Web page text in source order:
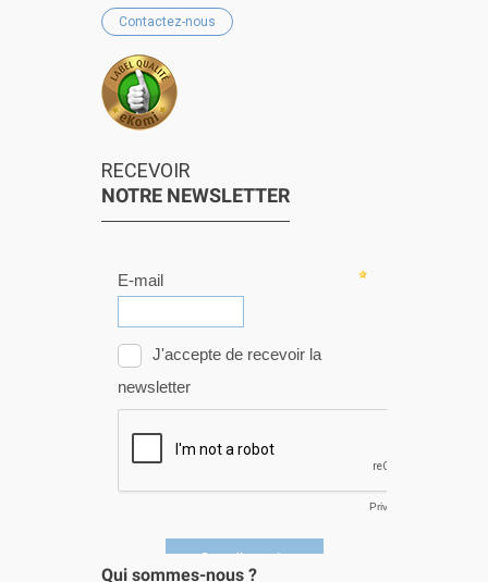
Contactez-nous
RECEVOIR
NOTRE NEWSLETTER
Qui sommes-nous ?